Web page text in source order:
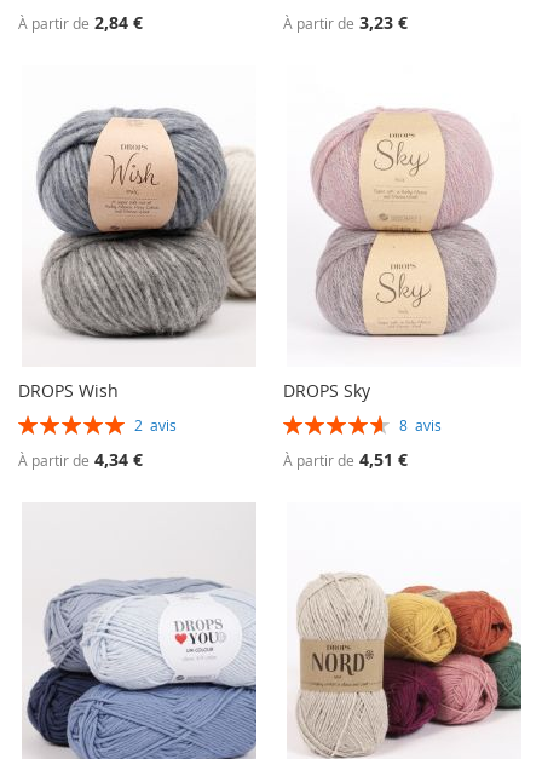
À partir de 2,84 €
À partir de 3,23 €
DROPS Wish
Évaluation:
2 avis
À partir de 4,34 €
DROPS Sky
Évaluation:
8 avis
À partir de 4,51 €